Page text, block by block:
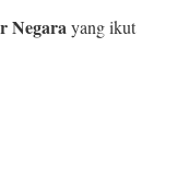
Negarayang ikut